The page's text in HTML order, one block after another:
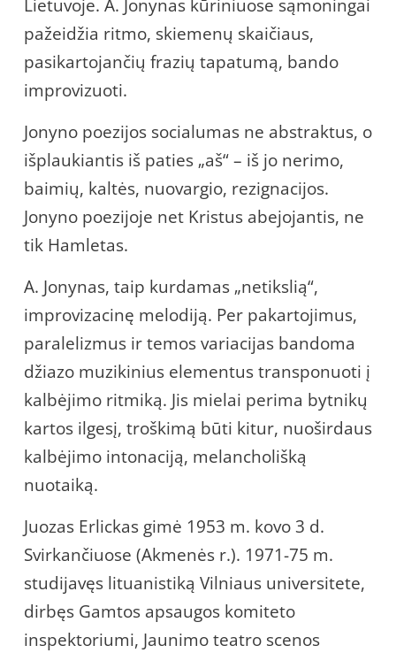
Lietuvoje. A. Jonynas kūriniuose sąmoningai
pažeidžia ritmo, skiemenų skaičiaus,
pasikartojančių frazių tapatumą, bando
improvizuoti.
Jonyno poezijos socialumas ne abstraktus, o
išplaukiantis iš paties „aš“ – iš jo nerimo,
baimių, kaltės, nuovargio, rezignacijos.
Jonyno poezijoje net Kristus abejojantis, ne
tik Hamletas.
A. Jonynas, taip kurdamas „netikslią“,
improvizacinę melodiją. Per pakartojimus,
paralelizmus ir temos variacijas bandoma
džiazo muzikinius elementus transponuoti į
kalbėjimo ritmiką. Jis mielai perima bytnikų
kartos ilgesį, troškimą būti kitur, nuoširdaus
kalbėjimo intonaciją, melancholišką
nuotaiką.
Juozas Erlickas gimė 1953 m. kovo 3 d.
Svirkančiuose (Akmenės r.). 1971-75 m.
studijavęs lituanistiką Vilniaus universitete,
dirbęs Gamtos apsaugos komiteto
inspektoriumi, Jaunimo teatro scenos